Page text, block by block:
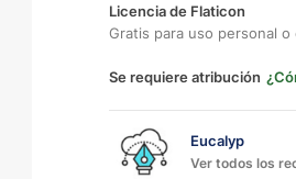
Licencia de Flaticon
Gratis para uso personal
Se requiere atribución
Eucalyp
Ver todos los